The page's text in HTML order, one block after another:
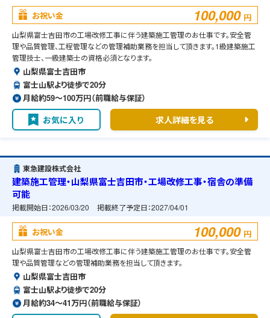
お祝い金 100,000 円
山梨県富士吉田市の工場改修工事に伴う建築施工管理のお仕事です。安全管
理や品質管理、工程管理などの管理補助業務を担当して頂きます。1級建築施工
管理技士、一級建築士の資格必須となります。
山梨県富士吉田市
富士山駅より徒歩で20分
月給約59〜100万円（前職給与保証）
お気に入り 求人詳細を見る
東急建設株式会社
建築施工管理・山梨県富士吉田市・工場改修工事・宿舎の準備
可能
掲載開始日：2026/03/20 掲載終了予定日：2027/04/01
お祝い金 100,000 円
山梨県富士吉田市の工場改修工事に伴う建築施工管理のお仕事です。安全管
理や品質管理などの管理補助業務を担当して頂きます。
山梨県富士吉田市
富士山駅より徒歩で20分
月給約34〜41万円（前職給与保証）